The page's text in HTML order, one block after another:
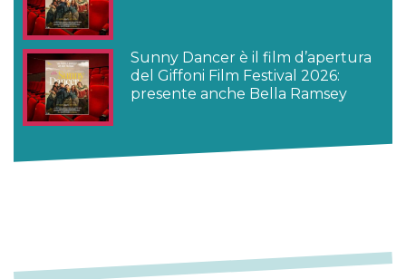
Sunny Dancer è il film d’apertura
del Giffoni Film Festival 2026:
presente anche Bella Ramsey